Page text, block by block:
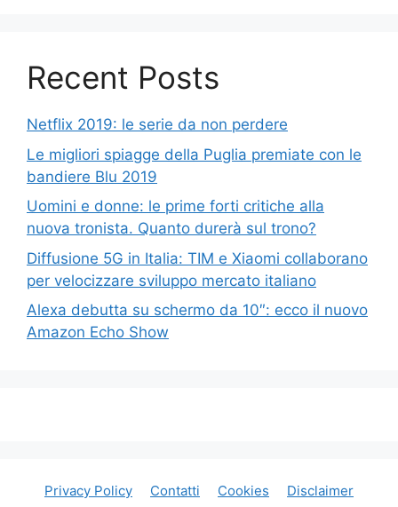
Recent Posts
Netflix 2019: le serie da non perdere
Le migliori spiagge della Puglia premiate con le
bandiere Blu 2019
Uomini e donne: le prime forti critiche alla
nuova tronista. Quanto durerà sul trono?
Diffusione 5G in Italia: TIM e Xiaomi collaborano
per velocizzare sviluppo mercato italiano
Alexa debutta su schermo da 10″: ecco il nuovo
Amazon Echo Show
Privacy Policy Contatti Cookies Disclaimer